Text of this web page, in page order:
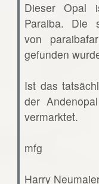
Dieser Opal
Paraiba. Die
von
gefunden
Ist das
der
vermarktet.
mfg
Harry